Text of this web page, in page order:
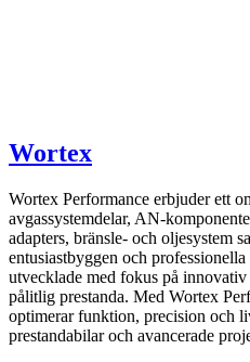
Wortex
Wortex Performance erbjuder ett
avgassystemdelar, AN-
adapters, bränsle- och oljesystem
entusiastbyggen och
utvecklade med fokus på
pålitlig prestanda. Med Wortex
optimerar funktion, precision och
prestandabilar och avancerade